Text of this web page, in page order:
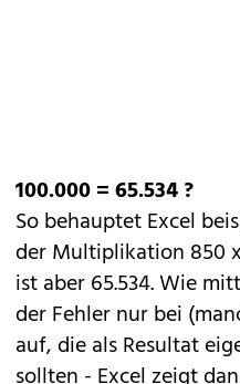
100.000 = 65.534 ?
So behauptet Excel
der Multiplikation 850
ist aber 65.534. Wie
der Fehler nur bei
auf, die als Resultat
sollten - Excel zeigt